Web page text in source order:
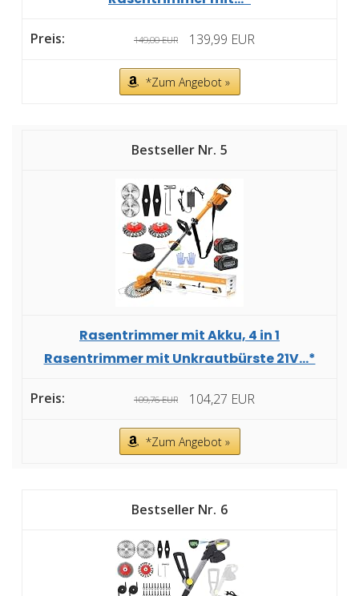
149,00 EUR 139,99 EUR
*Zum Angebot »
5
Rasentrimmer mit Akku, 4 in 1
Rasentrimmer mit Unkrautbürste 21V...*
109,76 EUR 104,27 EUR
*Zum Angebot »
6